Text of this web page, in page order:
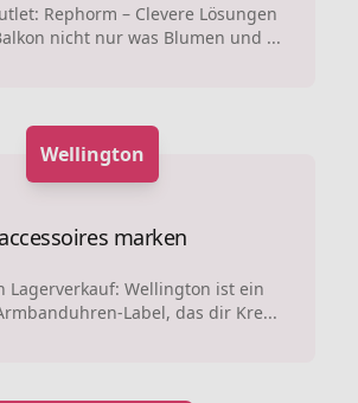
Rephorm – Clevere Lösungen
nicht nur was Blumen und ...
Wellington
accessoires marken
Lagerverkauf: Wellington ist ein
Label, das dir Kre...